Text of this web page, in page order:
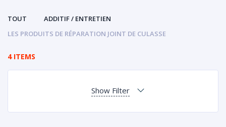
TOUT
ADDITIF / ENTRETIEN
LES PRODUITS DE RÉPARATION JOINT DE CULASSE
4 ITEMS
Show Filter